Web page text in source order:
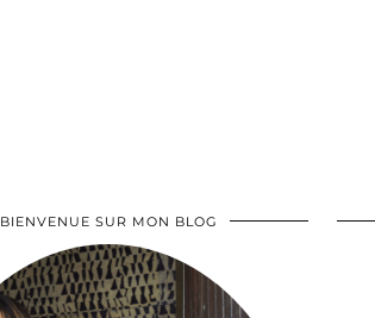
BIENVENUE SUR MON BLOG